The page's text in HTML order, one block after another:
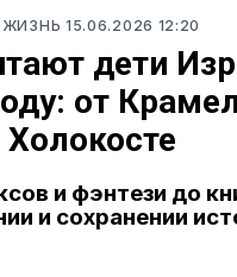
ЖИЗНЬ 15.06.2026 12:20
дети
от
Холокосте
и фэнтези до
и сохранении